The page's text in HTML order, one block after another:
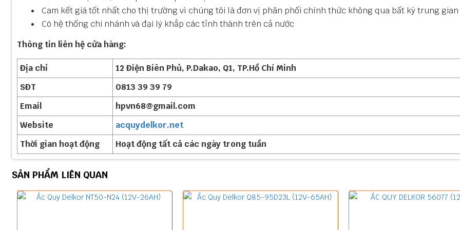
Cam kết giá tốt nhất cho thị trường vì chúng tôi là đơn vị phân phối chính thức không qua bất kỳ trung gian
Có hệ thống chi nhánh và đại lý khắp các tỉnh thành trên cả nước
Thông tin liên hệ cửa hàng:
Địa chỉ
12 Điện Biên Phủ, P.Dakao, Q1, TP.Hồ Chí Minh
SĐT
0813 39 39 79
Email
hpvn68@gmail.com
Website
acquydelkor.net
Thời gian hoạt động
Hoạt động tất cả các ngày trong tuần
SẢN PHẨM LIÊN QUAN